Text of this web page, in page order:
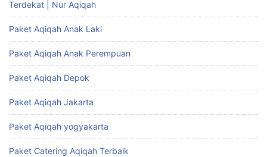
Terdekat | Nur Aqiqah
Paket Aqiqah Anak Laki
Paket Aqiqah Anak Perempuan
Paket Aqiqah Depok
Paket Aqiqah Jakarta
Paket Aqiqah yogyakarta
Paket Catering Aqiqah Terbaik